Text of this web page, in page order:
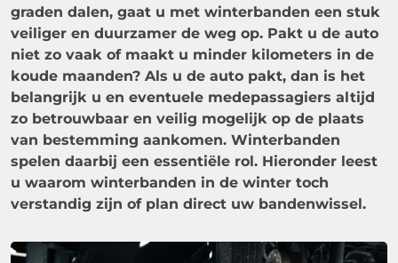
graden dalen, gaat u met winterbanden een stuk
veiliger en duurzamer de weg op. Pakt u de auto
niet zo vaak of maakt u minder kilometers in de
koude maanden? Als u de auto pakt, dan is het
belangrijk u en eventuele medepassagiers altijd
zo betrouwbaar en veilig mogelijk op de plaats
van bestemming aankomen. Winterbanden
spelen daarbij een essentiële rol. Hieronder leest
u waarom winterbanden in de winter toch
verstandig zijn of plan direct uw bandenwissel.